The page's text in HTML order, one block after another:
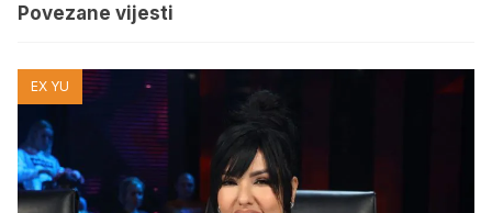
Povezane vijesti
EX YU